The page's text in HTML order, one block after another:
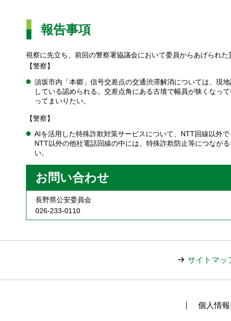
報告事項
視察に先立ち、前回の警察署協議会において委員からあげられた
【警察】
須坂市内「本郷」信号交差点の交通渋滞解消については、現
している認められる。交差点角にある古墳で幅員が狭くなっ
ってまいりたい。
【警察】
AIを活用した特殊詐欺対策サービスについて、NTT回線以外
NTT以外の他社電話回線の中には、特殊詐欺防止等につなが
い。
お問い合わせ
長野県公安委員会
026-233-0110
サイトマッ
個人情